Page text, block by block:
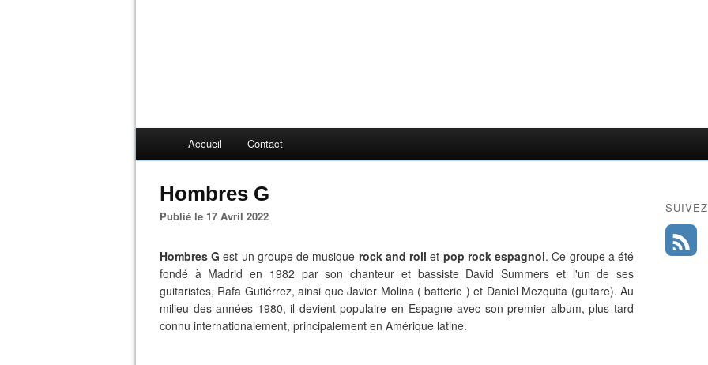
Accueil Contact
Hombres G
Publié le 17 Avril 2022
Hombres G est un groupe de musique rock and roll et pop rock espagnol. Ce groupe a été
fondé à Madrid en 1982 par son chanteur et bassiste David Summers et l'un de ses
guitaristes, Rafa Gutiérrez, ainsi que Javier Molina ( batterie ) et Daniel Mezquita (guitare). Au
milieu des années 1980, il devient populaire en Espagne avec son premier album, plus tard
connu internationalement, principalement en Amérique latine.